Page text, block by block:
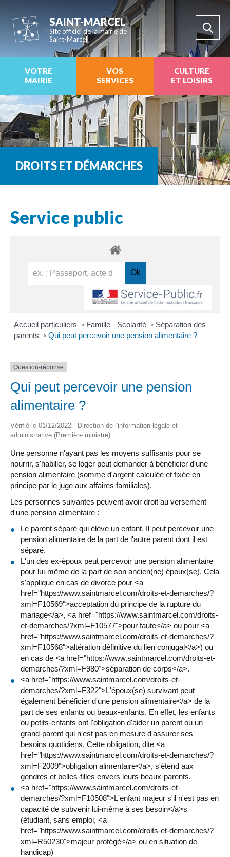
SAINT-MARCEL
Site officiel de la mairie de
Saint-Marcel
VOTRE
MAIRIE
VOS
SERVICES
CULTURE
ET LOISIRS
DROITS ET DÉMARCHES
Service public
Accueil particuliers > Famille - Scolarité > Séparation des
parents
> Qui peut percevoir une pension alimentaire ?
Question-réponse
Qui peut percevoir une pension
alimentaire ?
Vérifié le 01/12/2022 - Direction de l'information légale et
administrative (Première ministre)
Une personne n'ayant pas les moyens suffisants pour se
nourrir, s'habiller, se loger peut demander à bénéficier d'une
pension alimentaire (somme d'argent calculée et fixée en
principe par le juge aux affaires familiales).
Les personnes suivantes peuvent avoir droit au versement
d'une pension alimentaire :
Le parent séparé qui élève un enfant. Il peut percevoir une
pension alimentaire de la part de l'autre parent dont il est
séparé.
L'un des ex-époux peut percevoir une pension alimentaire
pour lui-même de la part de son ancien(ne) époux(se). Cela
s'applique en cas de divorce pour <a
href="https://www.saintmarcel.com/droits-et-demarches/?
xml=F10569">acceptation du principe de la rupture du
mariage</a>, <a href="https://www.saintmarcel.com/droits-
et-demarches/?xml=F10577">pour faute</a> ou pour <a
href="https://www.saintmarcel.com/droits-et-demarches/?
xml=F10568">altération définitive du lien conjugal</a>) ou
en cas de <a href="https://www.saintmarcel.com/droits-et-
demarches/?xml=F980">séparation de corps</a>.
<a href="https://www.saintmarcel.com/droits-et-
demarches/?xml=F322">L'époux(se) survivant peut
également bénéficier d'une pension alimentaire</a> de la
part de ses enfants ou beaux-enfants. En effet, les enfants
ou petits-enfants ont l'obligation d'aider un parent ou un
grand-parent qui n'est pas en mesure d'assurer ses
besoins quotidiens. Cette obligation, dite <a
href="https://www.saintmarcel.com/droits-et-demarches/?
xml=F2009">obligation alimentaire</a>, s'étend aux
gendres et belles-filles envers leurs beaux-parents.
<a href="https://www.saintmarcel.com/droits-et-
demarches/?xml=F10508">L'enfant majeur s'il n'est pas en
capacité de subvenir lui-même à ses besoin</a>s
(étudiant, sans emploi, <a
href="https://www.saintmarcel.com/droits-et-demarches/?
xml=R50230">majeur protégé</a> ou en situation de
handicap)